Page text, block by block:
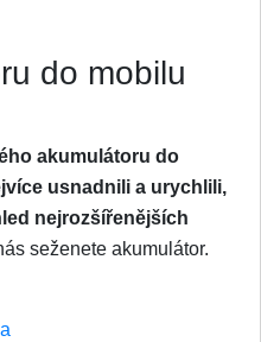
do mobilu
akumulátoru do
usnadnili a urychlili,
nejrozšířenějších
seženete akumulátor.